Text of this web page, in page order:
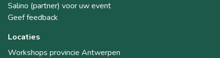
Salino (partner) voor uw event
Geef feedback
Locaties
Workshops provincie Antwerpen